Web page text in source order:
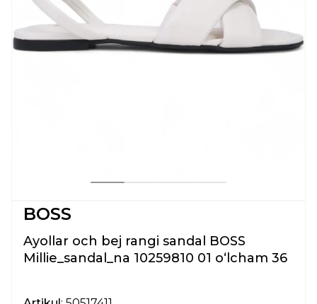
BOSS
Ayollar och bej rangi sandal BOSS
Millie_sandal_na 10259810 01 oʻlcham 36